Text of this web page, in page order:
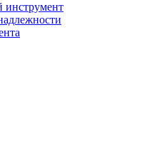
инструмент